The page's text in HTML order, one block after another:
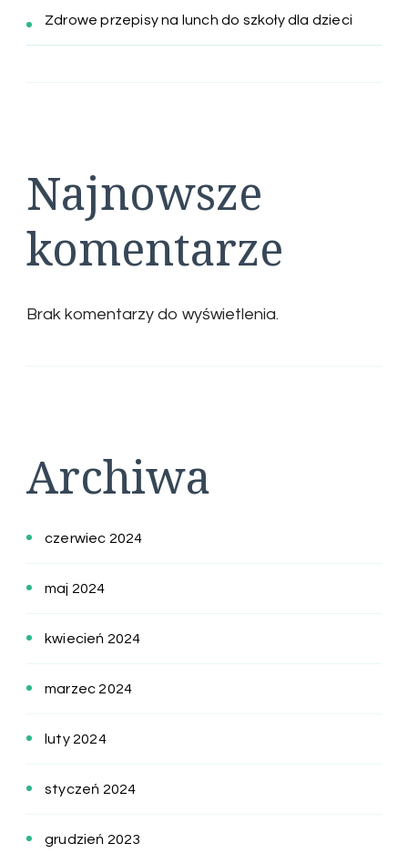
Zdrowe przepisy na lunch do szkoły dla dzieci
Najnowsze
komentarze
Brak komentarzy do wyświetlenia.
Archiwa
czerwiec 2024
maj 2024
kwiecień 2024
marzec 2024
luty 2024
styczeń 2024
grudzień 2023